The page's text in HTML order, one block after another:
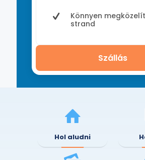
Könnyen
strand
Szállás
Hol aludni